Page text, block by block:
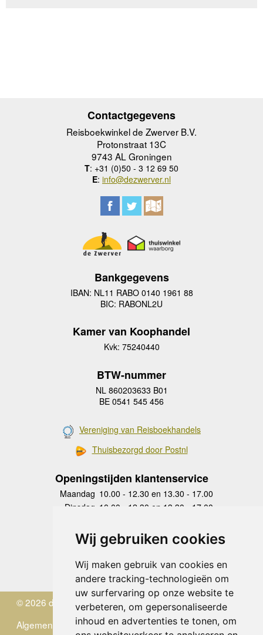
Wij gebruiken cookies
Wij maken gebruik van cookies en
andere tracking-technologieën om
uw surfervaring op onze website te
verbeteren, om gepersonaliseerde
inhoud en advertenties te tonen, om
Contactgegevens
Reisboekwinkel de Zwerver B.V.
Protonstraat 13C
9743 AL Groningen
T: +31 (0)50 - 3 12 69 50
E: info@dezwerver.nl
Bankgegevens
IBAN: NL11 RABO 0140 1961 88
BIC: RABONL2U
Kamer van Koophandel
Kvk: 75240440
BTW-nummer
NL 860203633 B01
BE 0541 545 456
Vereniging van Reisboekhandels
Thuisbezorgd door Postnl
Openingstijden klantenservice
Maandag 10.00 - 12.30 en 13.30 - 17.00
Dinsdag 10.00 - 12.30 en 13.30 - 17.00
Donderdag
10.00 - 12.30 en 13.30 - 17.00
Vrijdag 10.00 - 12.30 en 13.30 - 17.00
Zaterdag
gesloten
Zondag gesloten
© 2026 de Zwerver
Algemene Voorwaarden